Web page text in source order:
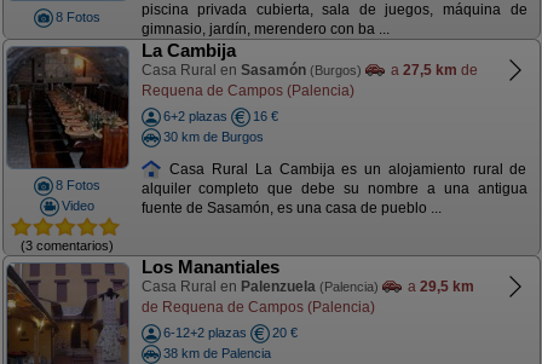
8 Fotos
piscina privada cubierta, sala de juegos, máquina de
gimnasio, jardín, merendero con ba ...
8 Fotos
Video
(3 comentarios)
La Cambija
Casa Rural en Sasamón (Burgos) a 27,5 km de
Requena de Campos (Palencia)
6+2 plazas
16 €
30 km de Burgos
Casa Rural La Cambija es un alojamiento rural de
alquiler completo que debe su nombre a una antigua
fuente de Sasamón, es una casa de pueblo ...
Los Manantiales
Casa Rural en Palenzuela (Palencia) a 29,5 km
de Requena de Campos (Palencia)
6-12+2 plazas
20 €
38 km de Palencia